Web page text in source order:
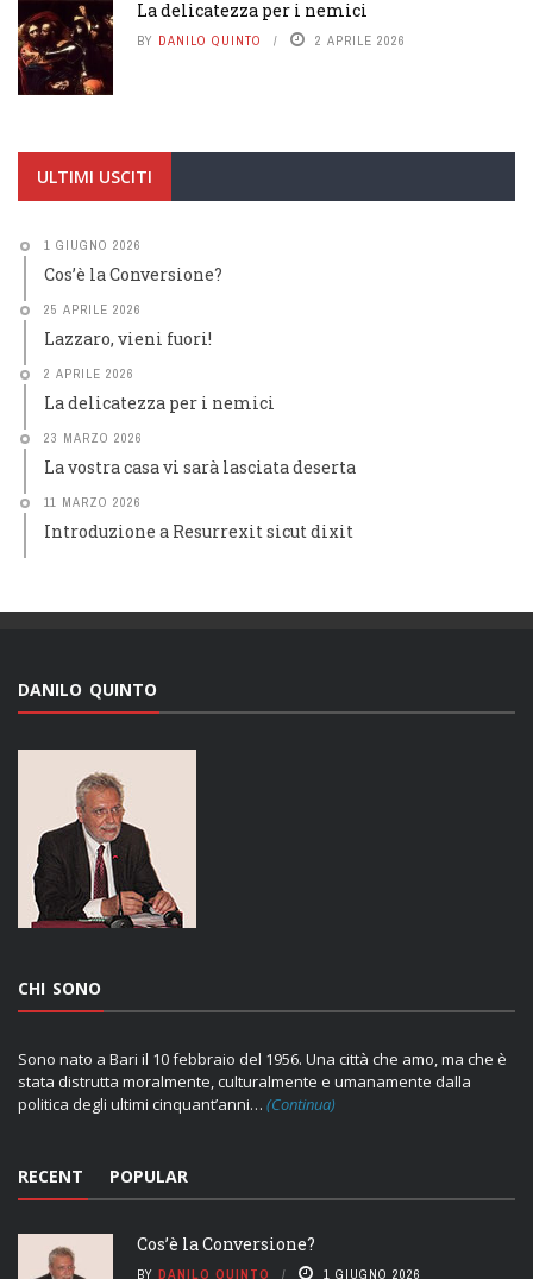
La delicatezza per i nemici
BY DANILO QUINTO 2 APRILE 2026
ULTIMI USCITI
1 GIUGNO 2026
Cos’è la Conversione?
25 APRILE 2026
Lazzaro, vieni fuori!
2 APRILE 2026
La delicatezza per i nemici
23 MARZO 2026
La vostra casa vi sarà lasciata deserta
11 MARZO 2026
Introduzione a Resurrexit sicut dixit
DANILO QUINTO
CHI SONO
Sono nato a Bari il 10 febbraio del 1956. Una città che amo, ma che è
stata distrutta moralmente, culturalmente e umanamente dalla
politica degli ultimi cinquant’anni… (Continua)
RECENT POPULAR
Cos’è la Conversione?
BY DANILO QUINTO 1 GIUGNO 2026